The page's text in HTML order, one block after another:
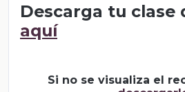
Descarga tu clase
aquí
Si no se visualiza el